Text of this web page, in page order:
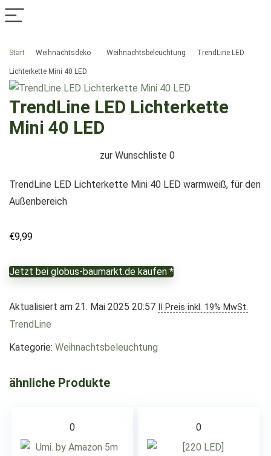
Start Weihnachtsdeko Weihnachtsbeleuchtung TrendLine LED
Lichterkette Mini 40 LED
TrendLine LED Lichterkette
Mini 40 LED
zur Wunschliste 0
TrendLine LED Lichterkette Mini 40 LED warmweiß, für den
Außenbereich
€9,99
Jetzt bei globus-baumarkt.de kaufen *
Aktualisiert am 21. Mai 2025 20:57 II Preis inkl. 19% MwSt.
TrendLine
Kategorie: Weihnachtsbeleuchtung
ähnliche Produkte
0 0